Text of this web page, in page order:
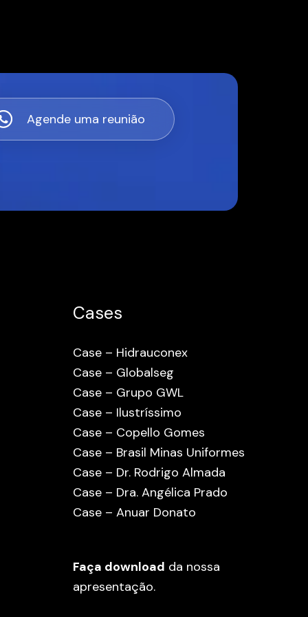
Agende uma reunião
Cases
Case – Hidrauconex
Case – Globalseg
Case – Grupo GWL
Case – Ilustríssimo
Case – Copello Gomes
Case – Brasil Minas Uniformes
Case – Dr. Rodrigo Almada
Case – Dra. Angélica Prado
Case – Anuar Donato
Faça download da nossa
apresentação.